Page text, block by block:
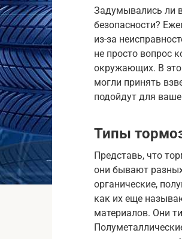
Задумывались ли
безопасности?
из-за
не просто вопрос
окружающих. В
могли принять
подойдут для
Типы
Представь, что
они бывают
органические,
как их еще
материалов. Они